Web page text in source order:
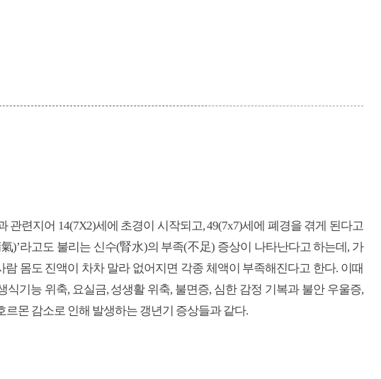
관련지어 14(7X2)세에 초경이 시작되고, 49(7x7)세에 폐경을 겪게 된다고
)’라고도 불리는 신수(腎水)의 부족(不足) 증상이 나타난다고 하는데, 가
몸도 진액이 차차 말라 없어지면 각종 체액이 부족해진다고 한다. 이때
기능 위축, 요실금, 성생활 위축, 불면증, 심한 감정 기복과 불안 우울증,
르몬 감소로 인해 발생하는 갱년기 증상들과 같다.